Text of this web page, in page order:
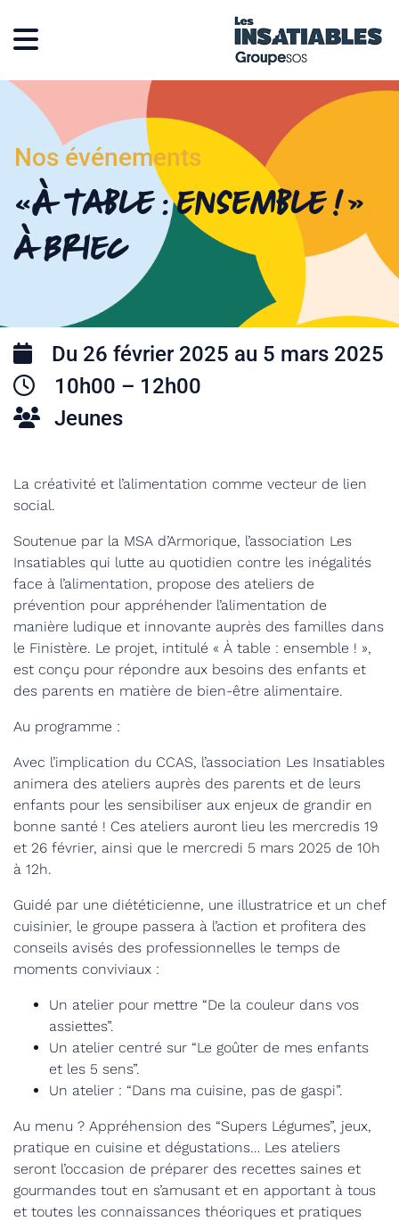
Nos événements
« À table : ensemble ! »
à Briec
Du 26 février 2025 au 5 mars 2025
10h00 – 12h00
Jeunes
La créativité et l’alimentation comme vecteur de lien
social.
Soutenue par la MSA d’Armorique, l’association Les
Insatiables qui lutte au quotidien contre les inégalités
face à l’alimentation, propose des ateliers de
prévention pour appréhender l’alimentation de
manière ludique et innovante auprès des familles dans
le Finistère. Le projet, intitulé « À table : ensemble ! »,
est conçu pour répondre aux besoins des enfants et
des parents en matière de bien-être alimentaire.
Au programme :
Avec l’implication du CCAS, l’association Les Insatiables
animera des ateliers auprès des parents et de leurs
enfants pour les sensibiliser aux enjeux de grandir en
bonne santé ! Ces ateliers auront lieu les mercredis 19
et 26 février, ainsi que le mercredi 5 mars 2025 de 10h
à 12h.
Guidé par une diététicienne, une illustratrice et un chef
cuisinier, le groupe passera à l’action et profitera des
conseils avisés des professionnelles le temps de
moments conviviaux :
Un atelier pour mettre “De la couleur dans vos
assiettes”.
Un atelier centré sur “Le goûter de mes enfants
et les 5 sens”.
Un atelier : “Dans ma cuisine, pas de gaspi”.
Au menu ? Appréhension des “Supers Légumes”, jeux,
pratique en cuisine et dégustations… Les ateliers
seront l’occasion de préparer des recettes saines et
gourmandes tout en s’amusant et en apportant à tous
et toutes les connaissances théoriques et pratiques